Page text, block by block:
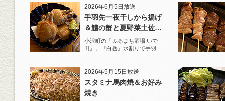
2026年6月5日放送
手羽先一夜干しから揚げ
＆鱧の蟹と夏野菜土佐酢
ジュレがけ
小沢町の『ふるまち酒場 いで
田』。『白岳』水割りで手羽先
2026年5月15日放送
スタミナ馬肉焼＆お好み
焼き